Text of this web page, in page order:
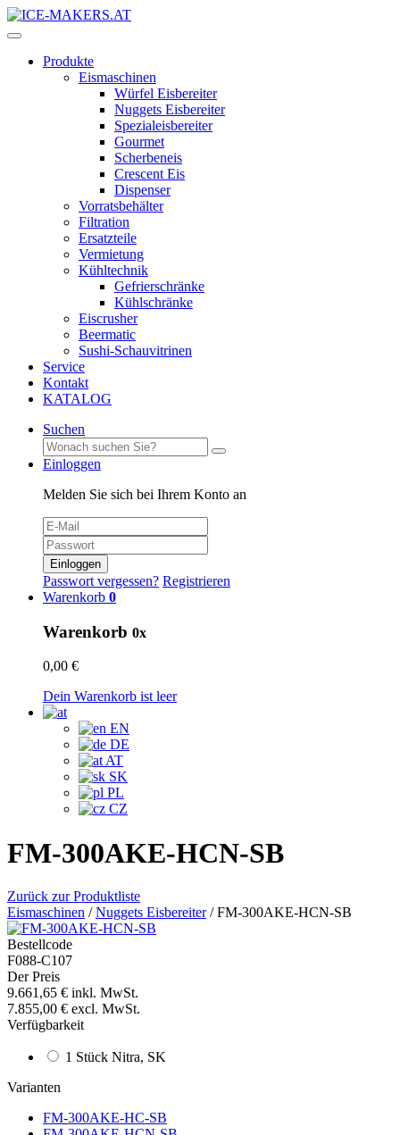
Produkte
Eismaschinen
Würfel Eisbereiter
Nuggets Eisbereiter
Spezialeisbereiter
Gourmet
Scherbeneis
Crescent Eis
Dispenser
Vorratsbehälter
Filtration
Ersatzteile
Vermietung
Kühltechnik
Gefrierschränke
Kühlschränke
Eiscrusher
Beermatic
Sushi-Schauvitrinen
Service
Kontakt
KATALOG
Suchen
Einloggen
Melden Sie sich bei Ihrem Konto an
Einloggen
Passwort vergessen? Registrieren
Warenkorb 0
Warenkorb 0x
0,00 €
Dein Warenkorb ist leer
EN
DE
AT
SK
PL
CZ
FM-300AKE-HCN-SB
Zurück zur Produktliste
Eismaschinen /Nuggets Eisbereiter/FM-300AKE-HCN-SB
Bestellcode
F088-C107
Der Preis
9.661,65 € inkl. MwSt.
7.855,00 € excl. MwSt.
Verfügbarkeit
1 Stück Nitra, SK
Varianten
FM-300AKE-HC-SB